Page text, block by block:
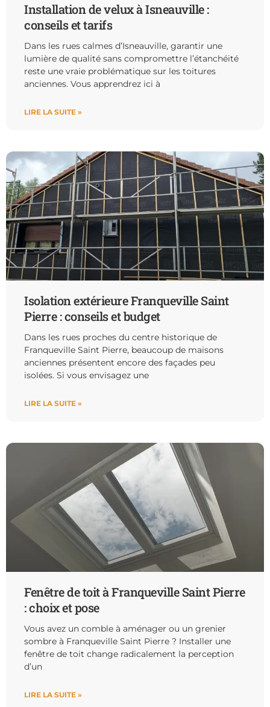
Installation de velux à Isneauville :
conseils et tarifs
Dans les rues calmes d’Isneauville, garantir une
lumière de qualité sans compromettre l’étanchéité
reste une vraie problématique sur les toitures
anciennes. Vous apprendrez ici à
LIRE LA SUITE »
Isolation extérieure Franqueville Saint
Pierre : conseils et budget
Dans les rues proches du centre historique de
Franqueville Saint Pierre, beaucoup de maisons
anciennes présentent encore des façades peu
isolées. Si vous envisagez une
LIRE LA SUITE »
Fenêtre de toit à Franqueville Saint Pierre
: choix et pose
Vous avez un comble à aménager ou un grenier
sombre à Franqueville Saint Pierre ? Installer une
fenêtre de toit change radicalement la perception
d’un
LIRE LA SUITE »